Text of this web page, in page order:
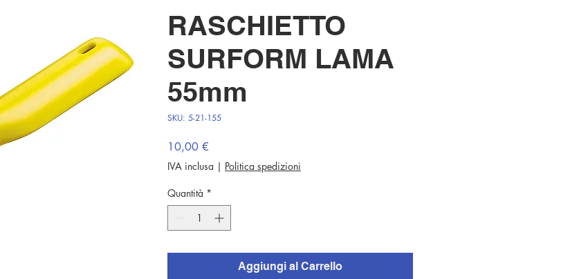
RASCHIETTO
SURFORM LAMA
55mm
SKU: 5-21-155
10,00 €
IVA inclusa | Politica spedizioni
Quantità *
Aggiungi al Carrello